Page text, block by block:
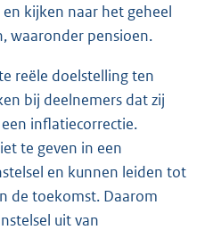
kijken naar het geheel
waaronder pensioen.
reële doelstelling ten
bij deelnemers dat zij
inflatiecorrectie.
te geven in een
en kunnen leiden tot
de toekomst. Daarom
uit van